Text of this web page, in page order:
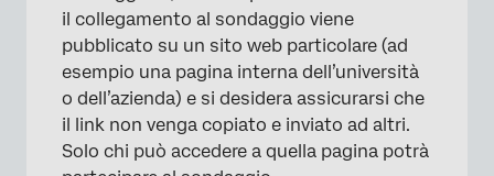
il collegamento al sondaggio viene
pubblicato su un sito web particolare (ad
esempio una pagina interna dell’università
o dell’azienda) e si desidera assicurarsi che
il link non venga copiato e inviato ad altri.
Solo chi può accedere a quella pagina potrà